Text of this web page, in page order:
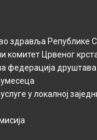
здравља Републикe
комитет Црвеног
федерација друштава
у локалној